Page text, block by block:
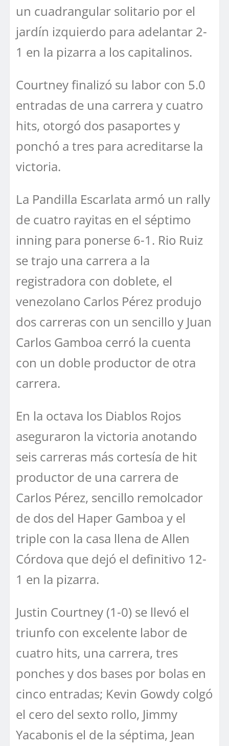
un cuadrangular solitario por el
jardín izquierdo para adelantar 2-
1 en la pizarra a los capitalinos.
Courtney finalizó su labor con 5.0
entradas de una carrera y cuatro
hits, otorgó dos pasaportes y
ponchó a tres para acreditarse la
victoria.
La Pandilla Escarlata armó un rally
de cuatro rayitas en el séptimo
inning para ponerse 6-1. Rio Ruiz
se trajo una carrera a la
registradora con doblete, el
venezolano Carlos Pérez produjo
dos carreras con un sencillo y Juan
Carlos Gamboa cerró la cuenta
con un doble productor de otra
carrera.
En la octava los Diablos Rojos
aseguraron la victoria anotando
seis carreras más cortesía de hit
productor de una carrera de
Carlos Pérez, sencillo remolcador
de dos del Haper Gamboa y el
triple con la casa llena de Allen
Córdova que dejó el definitivo 12-
1 en la pizarra.
Justin Courtney (1-0) se llevó el
triunfo con excelente labor de
cuatro hits, una carrera, tres
ponches y dos bases por bolas en
cinco entradas; Kevin Gowdy colgó
el cero del sexto rollo, Jimmy
Yacabonis el de la séptima, Jean